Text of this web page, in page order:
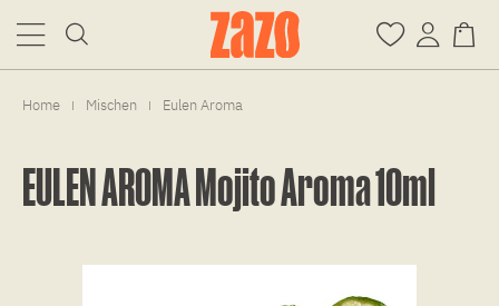
Home | Mischen | Eulen Aroma
EULEN AROMA Mojito Aroma 10ml